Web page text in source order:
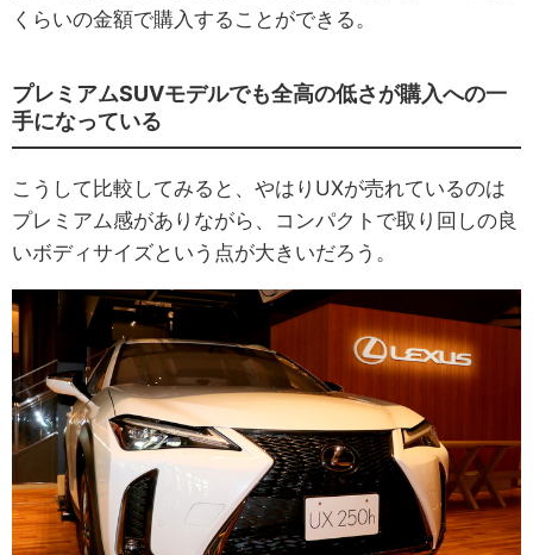
くらいの金額で購入することができる。
プレミアムSUVモデルでも全高の低さが購入への一
手になっている
こうして比較してみると、やはりUXが売れているのは
プレミアム感がありながら、コンパクトで取り回しの良
いボディサイズという点が大きいだろう。